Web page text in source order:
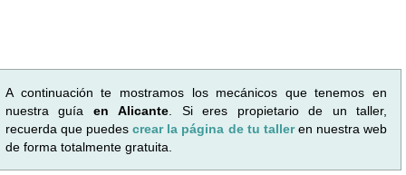
A continuación te mostramos los mecánicos que tenemos en
nuestra guía en Alicante . Si eres propietario de un taller,
recuerda que puedescrear la página de tu talleren nuestra web
de forma totalmente gratuita.